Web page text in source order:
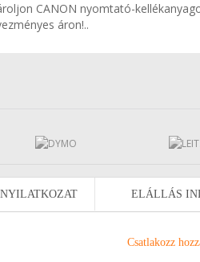
CANON nyomtató-
áron!..
ELÁLLÁS
Csatlakozz